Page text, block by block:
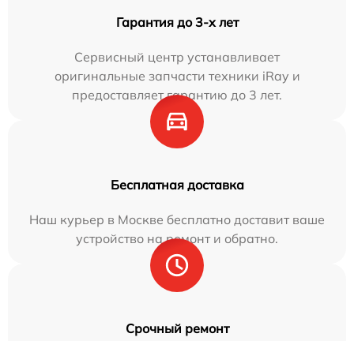
Гарантия до 3-х лет
Сервисный центр устанавливает
оригинальные запчасти техники iRay и
предоставляет гарантию до 3 лет.
Бесплатная доставка
Наш курьер в Москве бесплатно доставит ваше
устройство на ремонт и обратно.
Срочный ремонт